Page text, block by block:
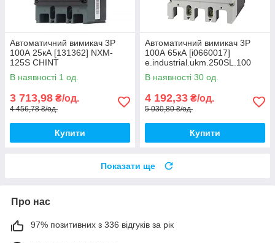
Автоматичний вимикач 3Р
100А 25кА [131362] NXM-
125S CHINT
В наявності 1 од.
3 713,98 ₴/од.
4 456,78 ₴/од.
Купити
Автоматичний вимикач 3Р
100А 65кА [i0660017]
e.industrial.ukm.250SL.100
E.NEXT
В наявності 30 од.
4 192,33 ₴/од.
5 030,80 ₴/од.
Купити
Показати ще
Про нас
97% позитивних з 336 відгуків за рік